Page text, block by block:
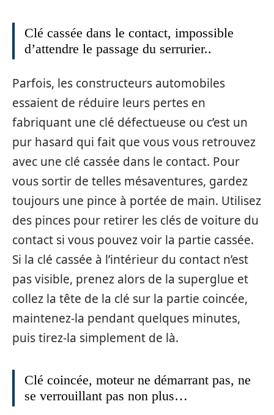
Clé cassée dans le contact, impossible
d’attendre le passage du serrurier..
Parfois, les constructeurs automobiles
essaient de réduire leurs pertes en
fabriquant une clé défectueuse ou c’est un
pur hasard qui fait que vous vous retrouvez
avec une clé cassée dans le contact. Pour
vous sortir de telles mésaventures, gardez
toujours une pince à portée de main. Utilisez
des pinces pour retirer les clés de voiture du
contact si vous pouvez voir la partie cassée.
Si la clé cassée à l’intérieur du contact n’est
pas visible, prenez alors de la superglue et
collez la tête de la clé sur la partie coincée,
maintenez-la pendant quelques minutes,
puis tirez-la simplement de là.
Clé coincée, moteur ne démarrant pas, ne
se verrouillant pas non plus…